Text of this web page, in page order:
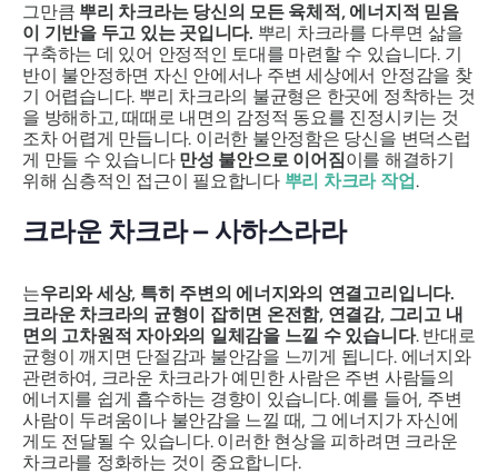
그만큼 뿌리 차크라는 당신의 모든 육체적, 에너지적 믿음
이 기반을 두고 있는 곳입니다. 뿌리 차크라를 다루면 삶을
구축하는 데 있어 안정적인 토대를 마련할 수 있습니다. 기
반이 불안정하면 자신 안에서나 주변 세상에서 안정감을 찾
기 어렵습니다. 뿌리 차크라의 불균형은 한곳에 정착하는 것
을 방해하고, 때때로 내면의 감정적 동요를 진정시키는 것
조차 어렵게 만듭니다. 이러한 불안정함은 당신을 변덕스럽
게 만들 수 있습니다 만성 불안으로 이어짐이를 해결하기
위해 심층적인 접근이 필요합니다 뿌리 차크라 작업.
크라운 차크라 – 사하스라라
는우리와 세상, 특히 주변의 에너지와의 연결고리입니다.
크라운 차크라의 균형이 잡히면 온전함, 연결감, 그리고 내
면의 고차원적 자아와의 일체감을 느낄 수 있습니다. 반대로
균형이 깨지면 단절감과 불안감을 느끼게 됩니다. 에너지와
관련하여, 크라운 차크라가 예민한 사람은 주변 사람들의
에너지를 쉽게 흡수하는 경향이 있습니다. 예를 들어, 주변
사람이 두려움이나 불안감을 느낄 때, 그 에너지가 자신에
게도 전달될 수 있습니다. 이러한 현상을 피하려면 크라운
차크라를 정화하는 것이 중요합니다.